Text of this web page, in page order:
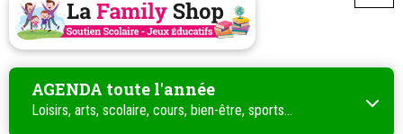
AGENDA toute l'année
Loisirs, arts, scolaire, cours, bien-être, sports...